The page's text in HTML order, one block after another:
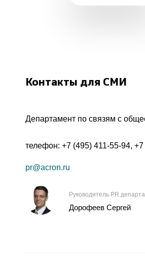
Контакты для СМИ
Департамент по связям с
телефон: +7 (495) 411-55-94, +7
pr@acron.ru
Руководитель PR
Дорофеев Сергей